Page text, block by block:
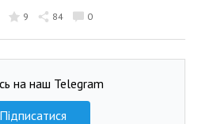
9 84 0
на наш Telegram
Підписатися